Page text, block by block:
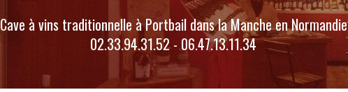
Cave à vins traditionnelle à Portbail dans la Manche en Normandie
02.33.94.31.52 - 06.47.13.11.34